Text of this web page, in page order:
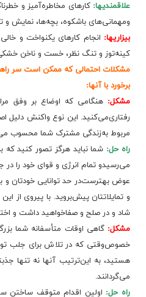
علاقمندیها: کارهای‌ مخاطره‌آمیز و
ومهمانی‌های‌ باشکوه‌، بچه‌ها، نمایش‌ و
بیزاریها: انجام‌ کارهای‌ یکنواخت‌ و
کینه‌توز و تنگ‌ نظر، خست‌ و ناخن‌ خشکی‌،
مشکلات‌ احتمالی‌ که‌ ممکن‌ است‌ سر
برخورد با آنها:
مشکل‌: هنگامی‌ که‌ اوضاع‌ بر وفق‌
رفتاری‌می‌کنید. این‌ نوع‌ واکنش‌ دلیل‌
مربوط به‌زندگی‌ مشترک‌ شما محسوب‌
راه‌ حل‌: شما نباید هرگز تصور کنید
می‌رسیدو تمام‌ انرژی‌ و قوای‌ خود را در
عوض‌ بهترست‌در حد توانایی‌ خودتان‌ و
و تمایلاتتان‌ پیش‌بروید. با پیروی‌ از
شاد و در صلح‌ و صفاخواهید داشت‌ و
مشکل‌: گاهی‌ اوقات‌ متأسفانه‌ شما
خصوص‌وقتی‌ که‌ در تلاش‌ برای‌ جلب‌
هستید، به‌ این‌ترتیب‌ آنها نه‌ تنها
می‌گردانند.
راه‌ حل‌: اولین‌ اقدام‌ متوقف‌ ساختن‌